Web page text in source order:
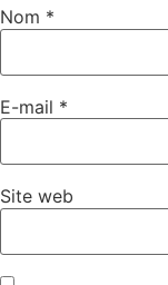
Nom *
E-mail *
Site web